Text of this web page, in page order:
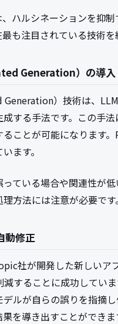
ハルシネーションを抑
も注目されている技術を
Generation）の導入
）技術は、
する手法です。この手
ことが可能になります
ます。
ている場合や関連性が
方法には注意が必要です。
修正
社が開発した新しいア
することに成功してい
ルが自らの誤りを指摘
を導き出すことができま